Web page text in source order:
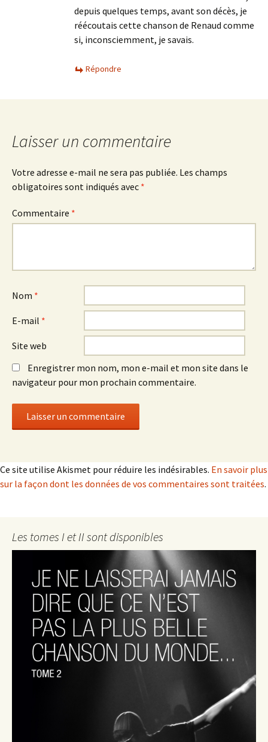
depuis quelques temps, avant son décès, je
réécoutais cette chanson de Renaud comme
si, inconsciemment, je savais.
Répondre
Laisser un commentaire
Votre adresse e-mail ne sera pas publiée. Les champs
obligatoires sont indiqués avec *
Commentaire *
Nom *
E-mail *
Site web
Enregistrer mon nom, mon e-mail et mon site dans le
navigateur pour mon prochain commentaire.
Ce site utilise Akismet pour réduire les indésirables. En savoir plus
sur la façon dont les données de vos commentaires sont traitées.
Les tomes I et II sont disponibles